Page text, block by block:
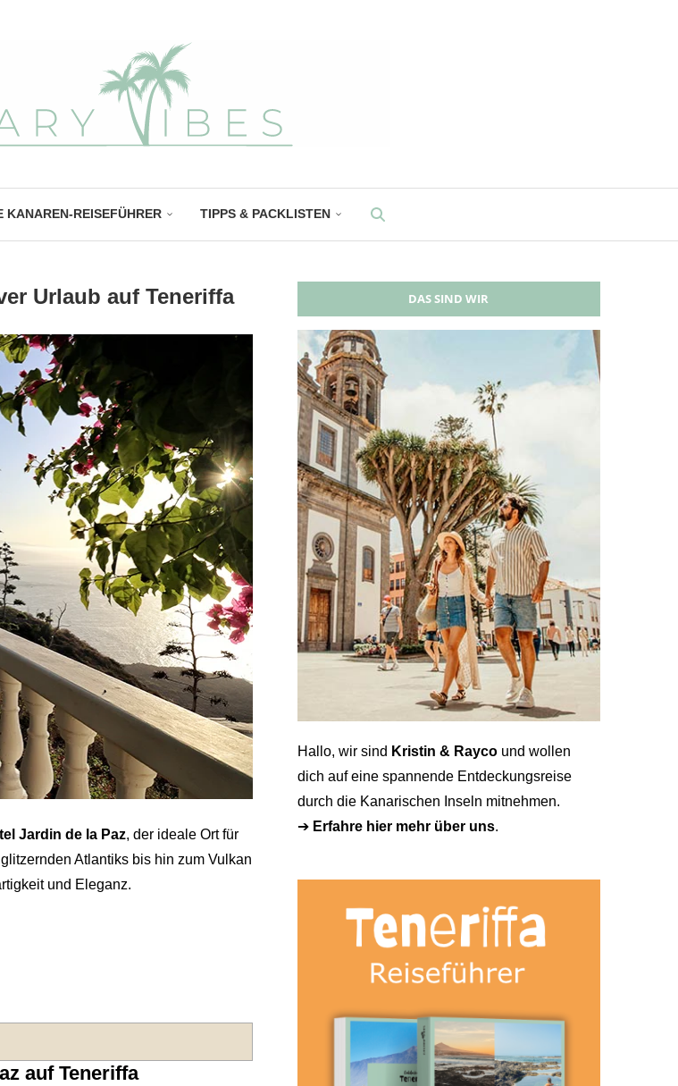
KANAREN-REISEFÜHRER TIPPS & PACKLISTEN
Urlaub auf Teneriffa
Jardin de la Paz, der ideale Ort für
Atlantiks bis hin zum Vulkan
und Eleganz.
auf Teneriffa
DAS SIND WIR
Hallo, wir sind Kristin & Raycound wollen
dich auf eine spannende Entdeckungsreise
durch die Kanarischen Inseln mitnehmen.
➔ Erfahre hier mehr über uns.